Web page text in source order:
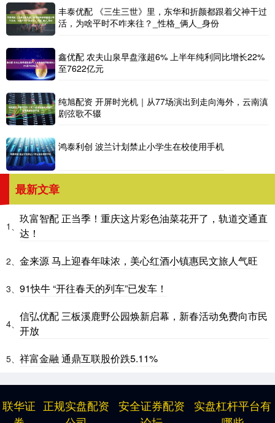
丰泰优配 《三生三世》里，东华和折颜都跟着父神干过
活，为啥平时不咋来往？_性格_俩人_身份
鑫优配 农夫山泉早盘涨超6% 上半年纯利同比增长22%
至7622亿元
纯旭配资 开屏时光机｜从77场演出到走向海外，云南滇
剧弦歌不辍
鸿泰利创 波兰计划禁止小学生在校使用手机
最新文章
1、
玖富智配 正当季！重庆这片彩色油菜花开了，轨道交通直
达！
2、 金来源 马上迎春年味浓，美心红酒小镇惠民文旅人气旺
3、 91快牛 “开往春天的列车”已发车！
4、
信弘优配 三板溪鹿野公园焕新启幕，新春活动免费向市民
开放
5、 祥富金融 通鼎互联股价跌5.11%
联华证 正规实盘配资
安全证券配资
实盘杠杆平台有